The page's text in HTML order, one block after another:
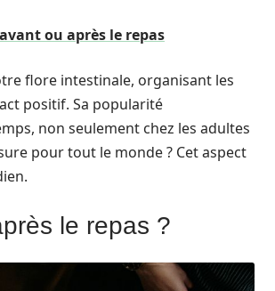
ou après le repas
flore intestinale, organisant les
positif. Sa popularité
non seulement chez les adultes
pour tout le monde ? Cet aspect
le repas ?